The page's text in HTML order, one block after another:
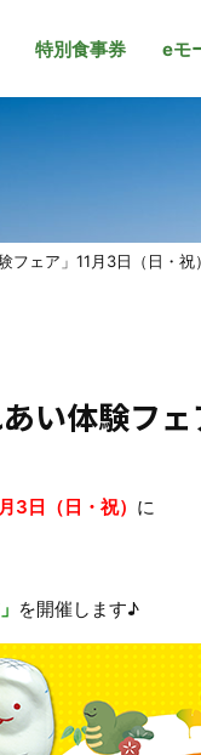
特別食事券 eモ
フェア」11月3日（日・祝
い体験フ
3日（日・祝） に
を開催します♪